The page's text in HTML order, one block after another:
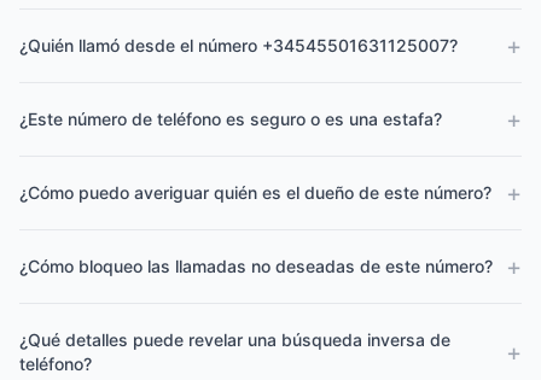
¿Quién llamó desde el número +34545501631125007? +
¿Este número de teléfono es seguro o es una estafa? +
¿Cómo puedo averiguar quién es el dueño de este número? +
¿Cómo bloqueo las llamadas no deseadas de este número? +
¿Qué detalles puede revelar una búsqueda inversa de
teléfono?
+